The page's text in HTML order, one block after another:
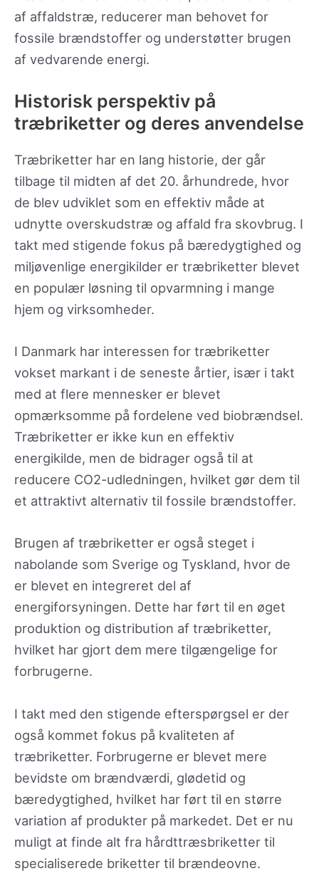
af affaldstræ, reducerer man behovet for
fossile brændstoffer og understøtter brugen
af vedvarende energi.
Historisk perspektiv på
træbriketter og deres anvendelse
Træbriketter har en lang historie, der går
tilbage til midten af det 20. århundrede, hvor
de blev udviklet som en effektiv måde at
udnytte overskudstræ og affald fra skovbrug. I
takt med stigende fokus på bæredygtighed og
miljøvenlige energikilder er træbriketter blevet
en populær løsning til opvarmning i mange
hjem og virksomheder.
I Danmark har interessen for træbriketter
vokset markant i de seneste årtier, især i takt
med at flere mennesker er blevet
opmærksomme på fordelene ved biobrændsel.
Træbriketter er ikke kun en effektiv
energikilde, men de bidrager også til at
reducere CO2-udledningen, hvilket gør dem til
et attraktivt alternativ til fossile brændstoffer.
Brugen af træbriketter er også steget i
nabolande som Sverige og Tyskland, hvor de
er blevet en integreret del af
energiforsyningen. Dette har ført til en øget
produktion og distribution af træbriketter,
hvilket har gjort dem mere tilgængelige for
forbrugerne.
I takt med den stigende efterspørgsel er der
også kommet fokus på kvaliteten af
træbriketter. Forbrugerne er blevet mere
bevidste om brændværdi, glødetid og
bæredygtighed, hvilket har ført til en større
variation af produkter på markedet. Det er nu
muligt at finde alt fra hårdttræsbriketter til
specialiserede briketter til brændeovne.